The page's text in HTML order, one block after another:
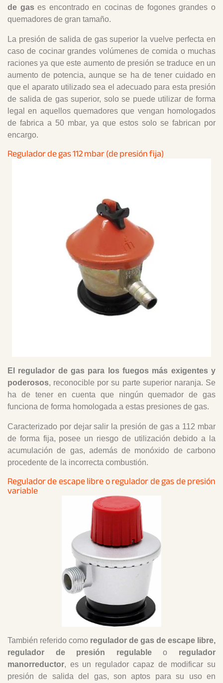
de gases encontrado en cocinas de fogones grandes o
quemadores de gran tamaño.
La presión de salida de gas superior la vuelve perfecta en
caso de cocinar grandes volúmenes de comida o muchas
raciones ya que este aumento de presión se traduce en un
aumento de potencia, aunque se ha de tener cuidado en
que el aparato utilizado sea el adecuado para esta presión
de salida de gas superior, solo se puede utilizar de forma
legal en aquellos quemadores que vengan homologados
de fabrica a 50 mbar, ya que estos solo se fabrican por
encargo.
Regulador de gas 112 mbar (de presión fija)
El regulador de gas para los fuegos más exigentes y
poderosos, reconocible por su parte superior naranja. Se
ha de tener en cuenta que ningún quemador de gas
funciona de forma homologada a estas presiones de gas.
Caracterizado por dejar salir la presión de gas a 112 mbar
de forma fija, posee un riesgo de utilización debido a la
acumulación de gas, además de monóxido de carbono
procedente de la incorrecta combustión.
Regulador de escape libre o regulador de gas de presión
variable
También referido como regulador de gas de escape libre,
regulador de presión regulableo regulador
manorreductor, es un regulador capaz de modificar su
presión de salida del gas, son aptos para su uso en